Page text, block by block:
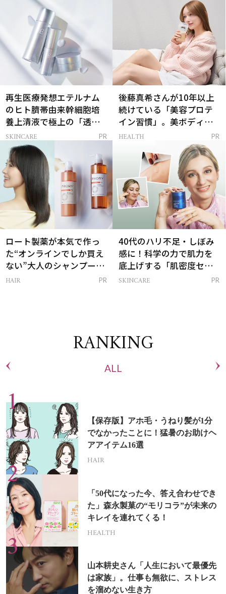
再生医療発想エテルナム
のヒト臍帯由来幹細胞培
養上清液で極上の「透明
感ハリ肌」へ
SKINCARE PR
後藤真希さんが10年以上
続けている「美容プロテ
イン習慣」。美ボディを
支える朝ルーティンと
HEALTH PR
ロート製薬が本気で作っ
た“オンラインでしか買え
ない”大人のシャンプー＆
トリートメントって？
HAIR PR
40代のハリ不足・しぼみ
感に！科学の力で肌力を
底上げする「肌密度セラ
ム」
SKINCARE PR
RANKING
ALL
【保存版】アホ毛・うねり髪が1分
でなかったことに！猛暑のお助けヘ
アアイテム16選
HAIR
「50代になった今、答え合わせでき
た」森永製菓の“モリコラ”が未来の
キレイを連れてくる！
HEALTH
山本耕史さん「人生において最優先
は家族」。仕事も無欲に、ストレス
を溜めない生き方